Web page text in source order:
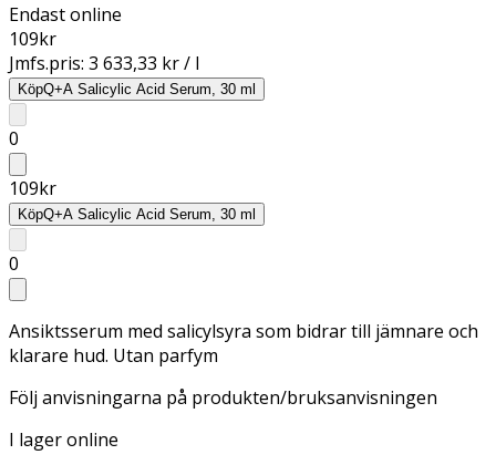
Endast online
109kr
Jmfs.pris: 3 633,33 kr / l
KöpQ+A Salicylic Acid Serum, 30 ml
0
109kr
KöpQ+A Salicylic Acid Serum, 30 ml
0
Ansiktsserum med salicylsyra som bidrar till jämnare och
klarare hud. Utan parfym
Följ anvisningarna på produkten/bruksanvisningen
I lager online